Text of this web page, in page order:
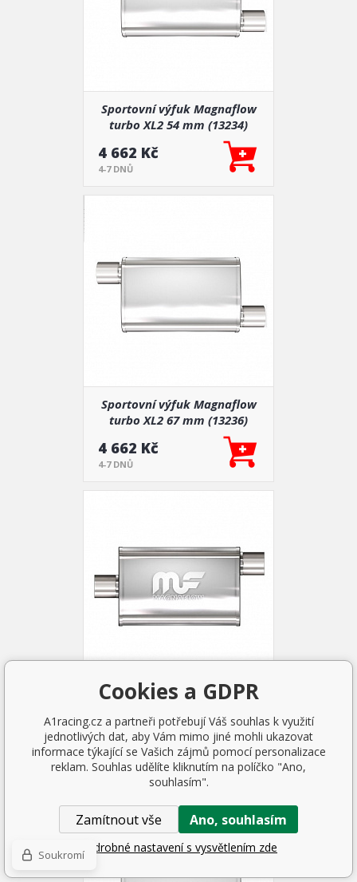
Sportovní výfuk Magnaflow
turbo XL2 54 mm (13234)
4 662 Kč
4-7 DNŮ
Sportovní výfuk Magnaflow
turbo XL2 67 mm (13236)
4 662 Kč
4-7 DNŮ
Sportovní výfuk Magnaflow
turbo XL1 79 mm (13219)
4 744 Kč
SKLADEM 1 KS
Cookies a GDPR
A1racing.cz a partneři potřebují Váš souhlas k využití
jednotlivých dat, aby Vám mimo jiné mohli ukazovat
informace týkající se Vašich zájmů pomocí personalizace
reklam. Souhlas udělíte kliknutím na políčko "Ano,
souhlasím".
Zamítnout vše Ano, souhlasím
Podrobné nastavení s vysvětlením zde
Soukromí